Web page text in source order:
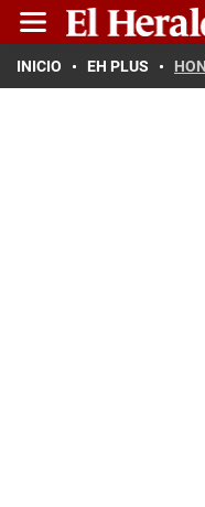
INICIO EH PLUS